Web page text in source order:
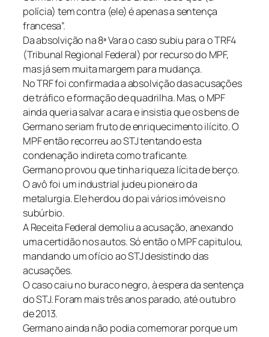
polícia) tem contra (ele) é apenas a sentença
francesa”.
Da absolvição na 8ª Vara o caso subiu para o TRF4
(Tribunal Regional Federal) por recurso do MPF,
mas já sem muita margem para mudança.
No TRF foi confirmada a absolvição das acusações
de tráfico e formação de quadrilha. Mas, o MPF
ainda queria salvar a cara e insistia que os bens de
Germano seriam fruto de enriquecimento ilícito. O
MPF então recorreu ao STJ tentando esta
condenação indireta como traficante.
Germano provou que tinha riqueza lícita de berço.
O avô foi um industrial judeu pioneiro da
metalurgia. Ele herdou do pai vários imóveis no
subúrbio.
A Receita Federal demoliu a acusação, anexando
uma certidão nos autos. Só então o MPF capitulou,
mandando um ofício ao STJ desistindo das
acusações.
O caso caiu no buraco negro, à espera da sentença
do STJ. Foram mais três anos parado, até outubro
de 2013.
Germano ainda não podia comemorar porque um